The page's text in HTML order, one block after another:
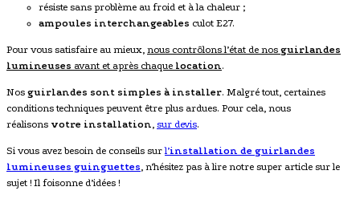
résiste sans problème au froid et à la chaleur ;
ampoules interchangeables culot E27.
Pour vous satisfaire au mieux, nous contrôlons l’état de nos guirlandes
lumineuses avant et après chaque location.
Nos guirlandes sont simples à installer. Malgré tout, certaines
conditions techniques peuvent être plus ardues. Pour cela, nous
réalisons votre installation sur devis.
Si vous avez besoin de conseils surl’installation de guirlandes
lumineuses guinguettes , n’hésitez pas à lire notre super article sur le
sujet ! Il foisonne d’idées !